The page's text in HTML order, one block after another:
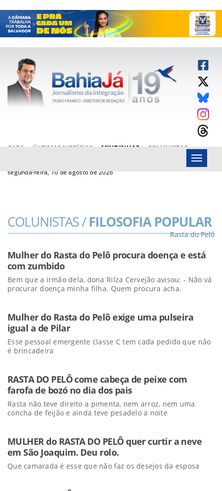
CAPA ÚLTIMAS NOTÍCIAS MIUDINHAS
COLUNISTAS
segunda-feira, 10 de agosto de 2026
Menu
COLUNISTAS /FILOSOFIA POPULAR
Rasta do Pelô
Mulher do Rasta do Pelô procura doença e está
com zumbido
Bem que a irmão dela, dona Rilza Cervejão avisou: - Não vá
procurar doença minha filha. Quem procura acha.
Mulher do Rasta do Pelô exige uma pulseira
igual a de Pilar
Esse pessoal emergente classe C tem cada pedido que não
é brincadeira
RASTA DO PELÔ come cabeça de peixe com
farofa de bozó no dia dos pais
Rasta não teve direito a pimenta, nem arroz, nem uma
concha de feijão e ainda teve pesadelo a noite
MULHER do RASTA DO PELÔ quer curtir a neve
em São Joaquim. Deu rolo.
Que camarada é esse que não faz os desejos da esposa